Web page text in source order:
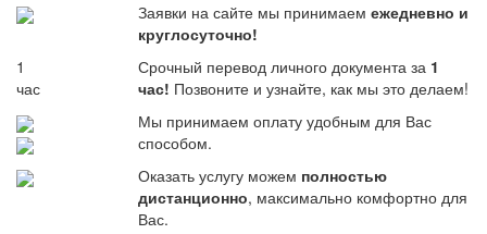
Заявки на сайте мы принимаем ежедневно и
круглосуточно!
1
час
Срочный перевод личного документа за 1
час! Позвоните и узнайте, как мы это делаем!
Мы принимаем оплату удобным для Вас
способом.
Оказать услугу можем полностью
дистанционно, максимально комфортно для
Вас.